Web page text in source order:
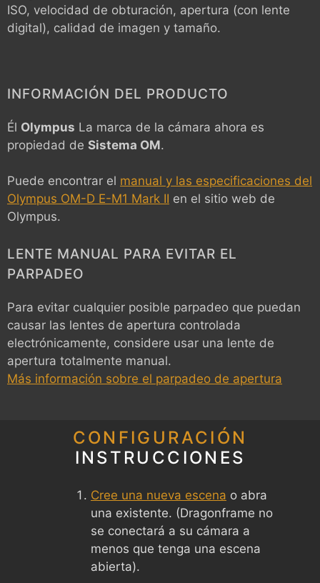
ISO, velocidad de obturación, apertura (con lente
digital), calidad de imagen y tamaño.
INFORMACIÓN DEL PRODUCTO
Él Olympus La marca de la cámara ahora es
propiedad de Sistema OM.
Puede encontrar el manual y las especificaciones del
Olympus OM-D E-M1 Mark II en el sitio web de
Olympus.
LENTE MANUAL PARA EVITAR EL
PARPADEO
Para evitar cualquier posible parpadeo que puedan
causar las lentes de apertura controlada
electrónicamente, considere usar una lente de
apertura totalmente manual.
Más información sobre el parpadeo de apertura
CONFIGURACIÓN
INSTRUCCIONES
Cree una nueva escena o abra
una existente. (Dragonframe no
se conectará a su cámara a
menos que tenga una escena
abierta).